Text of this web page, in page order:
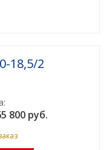
18,5/2
800 руб.